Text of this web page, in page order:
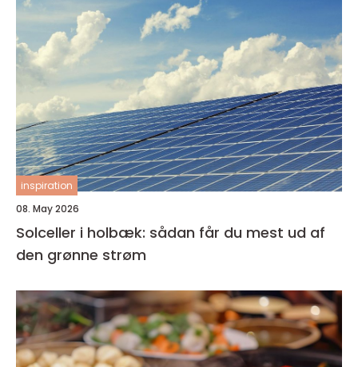
inspiration
08. May 2026
Solceller i holbæk: sådan får du mest ud af
den grønne strøm